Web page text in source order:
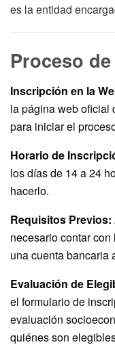
es la entidad
Proceso
Inscripción en la
la página web oficial
para iniciar el
Horario de
los días de 14 a 24
hacerlo.
Requisitos Previos:
necesario contar
una cuenta bancaria
Evaluación de
el formulario de
evaluación
quiénes son